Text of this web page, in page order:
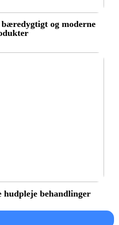
og moderne
hudpleje behandlinger